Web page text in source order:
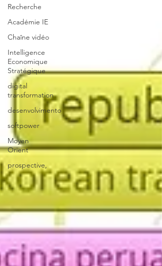
Recherche
Académie IE
Chaîne vidéo
Intelligence
Economique
Stratégique
digital
transformation
desenvolvimento
softpower
Moyen
Orient
prospective,